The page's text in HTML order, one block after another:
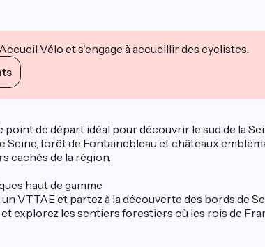
Vélo et s'engage à accueillir des cyclistes.
point de départ idéal pour découvrir le sud de la
Seine, forêt de Fontainebleau et châteaux
cachés de la région.
haut de gamme
un VTTAE et partez à la découverte des bords
et explorez les sentiers forestiers où les rois de